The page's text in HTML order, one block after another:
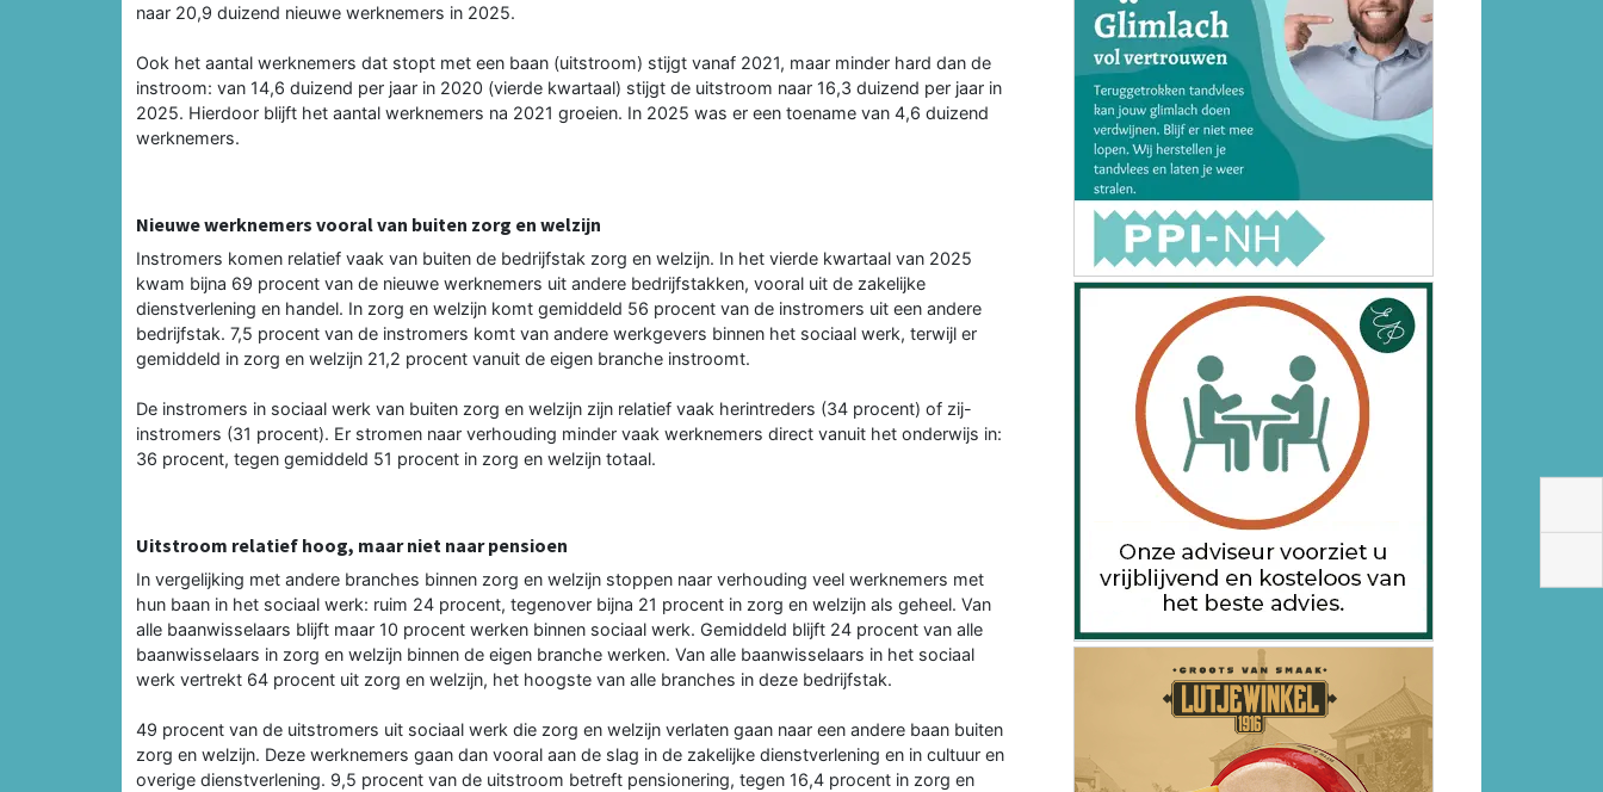
naar 20,9 duizend nieuwe werknemers in 2025.
Ook het aantal werknemers dat stopt met een baan (uitstroom) stijgt vanaf 2021, maar minder hard dan de
instroom: van 14,6 duizend per jaar in 2020 (vierde kwartaal) stijgt de uitstroom naar 16,3 duizend per jaar in
2025. Hierdoor blijft het aantal werknemers na 2021 groeien. In 2025 was er een toename van 4,6 duizend
werknemers.
Nieuwe werknemers vooral van buiten zorg en welzijn
Instromers komen relatief vaak van buiten de bedrijfstak zorg en welzijn. In het vierde kwartaal van 2025
kwam bijna 69 procent van de nieuwe werknemers uit andere bedrijfstakken, vooral uit de zakelijke
dienstverlening en handel. In zorg en welzijn komt gemiddeld 56 procent van de instromers uit een andere
bedrijfstak. 7,5 procent van de instromers komt van andere werkgevers binnen het sociaal werk, terwijl er
gemiddeld in zorg en welzijn 21,2 procent vanuit de eigen branche instroomt.
De instromers in sociaal werk van buiten zorg en welzijn zijn relatief vaak herintreders (34 procent) of zij-
instromers (31 procent). Er stromen naar verhouding minder vaak werknemers direct vanuit het onderwijs in:
36 procent, tegen gemiddeld 51 procent in zorg en welzijn totaal.
Uitstroom relatief hoog, maar niet naar pensioen
In vergelijking met andere branches binnen zorg en welzijn stoppen naar verhouding veel werknemers met
hun baan in het sociaal werk: ruim 24 procent, tegenover bijna 21 procent in zorg en welzijn als geheel. Van
alle baanwisselaars blijft maar 10 procent werken binnen sociaal werk. Gemiddeld blijft 24 procent van alle
baanwisselaars in zorg en welzijn binnen de eigen branche werken. Van alle baanwisselaars in het sociaal
werk vertrekt 64 procent uit zorg en welzijn, het hoogste van alle branches in deze bedrijfstak.
49 procent van de uitstromers uit sociaal werk die zorg en welzijn verlaten gaan naar een andere baan buiten
zorg en welzijn. Deze werknemers gaan dan vooral aan de slag in de zakelijke dienstverlening en in cultuur en
overige dienstverlening. 9,5 procent van de uitstroom betreft pensionering, tegen 16,4 procent in zorg en